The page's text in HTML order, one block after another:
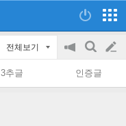
전체보기
공
on/off
검
색
글
쓰
3추글 인증글